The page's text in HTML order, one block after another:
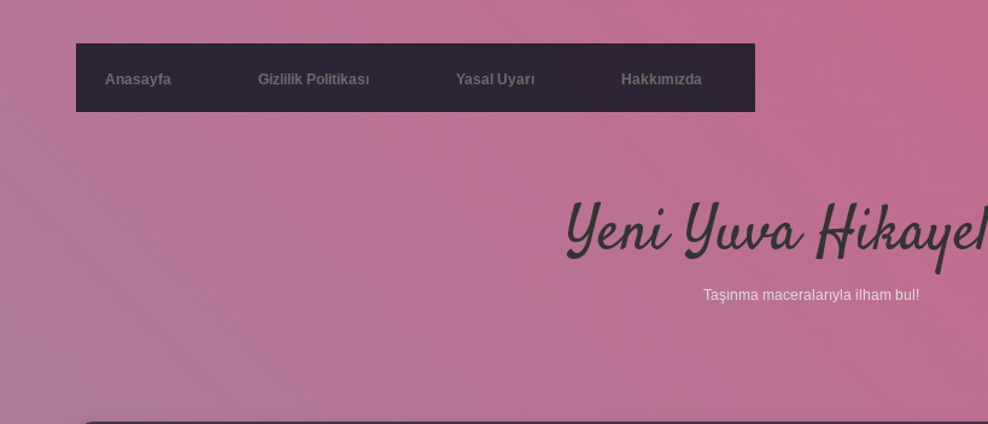
Anasayfa Gizlilik Politikası Yasal Uyarı Hakkımızda
Yeni Yuva
Taşınma maceralarıyla ilham bul!